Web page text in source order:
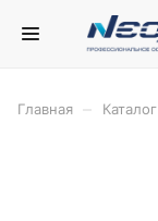
Главная Каталог